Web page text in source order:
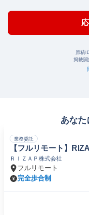
原稿
掲載開
あなた
業務委託
【フルリモート】
ＲＩＺＡＰ株式会社
フルリモート
完全歩合制